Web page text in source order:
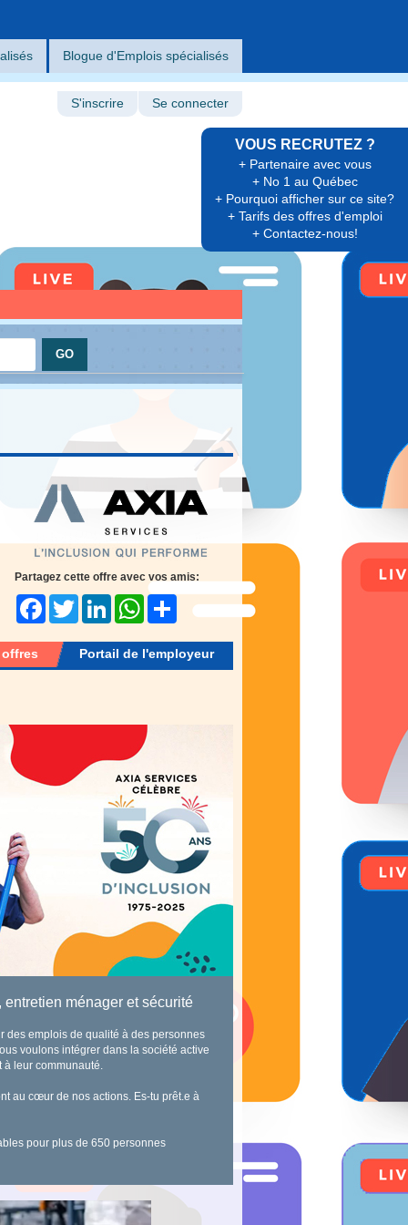
Blogue d'Emplois spécialisés
VOUS RECRUTEZ ?
+ Partenaire avec vous
+ No 1 au Québec
+ Pourquoi afficher sur ce site?
+ Tarifs des offres d'emploi
+ Contactez-nous!
S'inscrire Se connecter
Partagez cette offre avec vos amis:
FacebookTwitter LinkedIn WhatsAppShare
Portail de l'employeur
ménager et sécurité
des emplois de qualité à des personnes
voulons intégrer dans la société active
à leur communauté.
au cœur de nos actions. Es-tu prêt.e à
pour plus de 650 personnes